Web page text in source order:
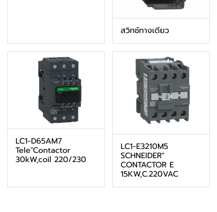
สวิทช์ทางเดียว
LC1-D65AM7
Tele"Contactor
30kW,coil 220/230
LC1-E3210M5
SCHNEIDER"
CONTACTOR E
15KW,C.220VAC